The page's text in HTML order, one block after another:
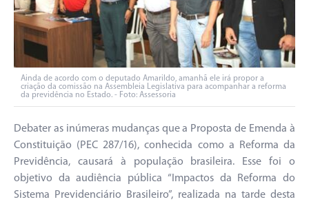
Ainda de acordo com o deputado Amarildo, amanhã ele irá propor a
criação da comissão na Assembleia Legislativa para acompanhar a reforma
da previdência no Estado. - Foto: Assessoria
Debater as inúmeras mudanças que a Proposta de Emenda à
Constituição (PEC 287/16), conhecida como a Reforma da
Previdência, causará à população brasileira. Esse foi o
objetivo da audiência pública “Impactos da Reforma do
Sistema Previdenciário Brasileiro”, realizada na tarde desta